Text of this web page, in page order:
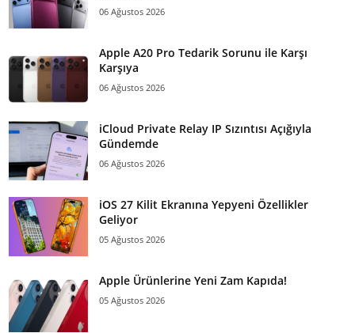
06 Ağustos 2026
Apple A20 Pro Tedarik Sorunu ile Karşı
Karşıya
06 Ağustos 2026
iCloud Private Relay IP Sızıntısı Açığıyla
Gündemde
06 Ağustos 2026
iOS 27 Kilit Ekranına Yepyeni Özellikler
Geliyor
05 Ağustos 2026
Apple Ürünlerine Yeni Zam Kapıda!
05 Ağustos 2026